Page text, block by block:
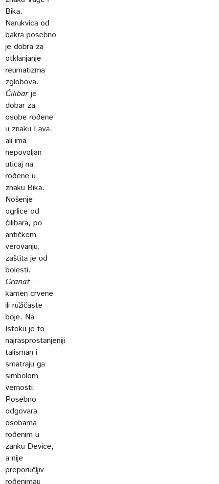
Bika.
Narukvica od
bakra posebno
je dobra za
otklanjanje
reumatizma
zglobova.
Ćilibarje
dobar za
osobe roðene
u znaku Lava,
ali ima
nepovoljan
uticaj na
roðene u
znaku Bika.
Nošenje
ogrlice od
ćilibara, po
antičkom
verovanju,
zaštita je od
bolesti.
Granat -
kamen crvene
ili ružičaste
boje. Na
Istoku je to
najrasprostanjeniji
talisman i
smatraju ga
simbolom
vernosti.
Posebno
odgovara
osobama
roðenim u
zanku Device,
a nije
preporučljiv